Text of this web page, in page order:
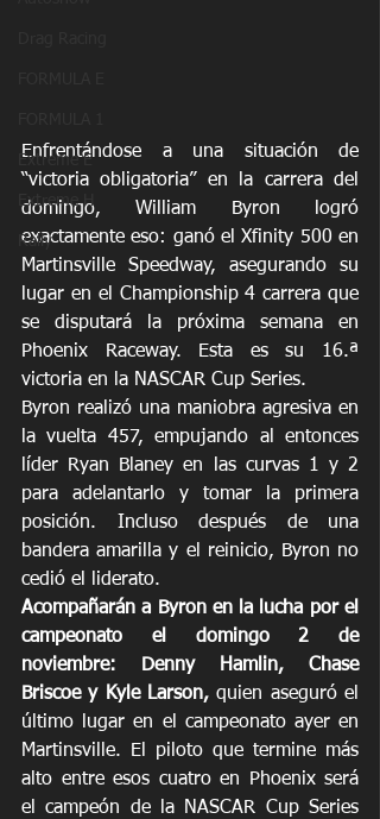
Extreme E
Extreme H
Rally
Enfrentándose a una situación de
“victoria obligatoria” en la carrera del
domingo, William Byron logró
exactamente eso: ganó el Xfinity 500 en
Martinsville Speedway, asegurando su
lugar en el Championship 4 carrera que
se disputará la próxima semana en
Phoenix Raceway. Esta es su 16.ª
victoria en la NASCAR Cup Series.
Byron realizó una maniobra agresiva en
la vuelta 457, empujando al entonces
líder Ryan Blaney en las curvas 1 y 2
para adelantarlo y tomar la primera
posición. Incluso después de una
bandera amarilla y el reinicio, Byron no
cedió el liderato.
Acompañarán a Byron en la lucha por el
campeonato el domingo 2 de
noviembre: Denny Hamlin, Chase
Briscoe y Kyle Larson, quien aseguró el
último lugar en el campeonato ayer en
Martinsville. El piloto que termine más
alto entre esos cuatro en Phoenix será
el campeón de la NASCAR Cup Series